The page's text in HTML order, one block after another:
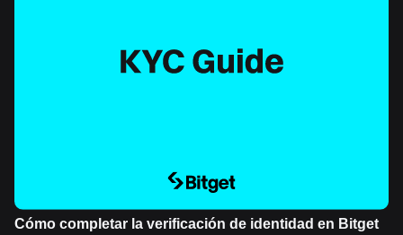
Cómo completar la verificación de identidad en Bitget